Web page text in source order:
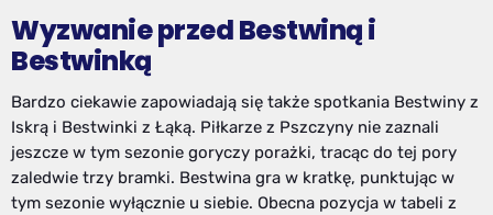
Wyzwanie przed Bestwiną i
Bestwinką
Bardzo ciekawie zapowiadają się także spotkania Bestwiny z
Iskrą i Bestwinki z Łąką. Piłkarze z Pszczyny nie zaznali
jeszcze w tym sezonie goryczy porażki, tracąc do tej pory
zaledwie trzy bramki. Bestwina gra w kratkę, punktując w
tym sezonie wyłącznie u siebie. Obecna pozycja w tabeli z